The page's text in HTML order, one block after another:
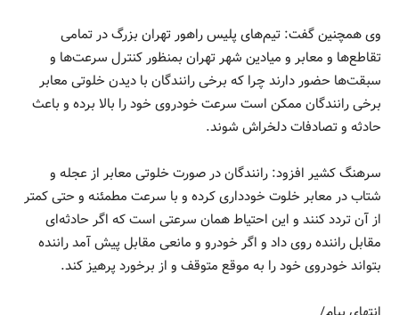
وی همچنین گفت: تیم‌های پلیس راهور تهران بزرگ در تمامی
تقاطع‌ها و معابر و میادین شهر تهران بمنظور کنترل سرعت‌ها و
سبقت‌ها حضور دارند چرا که برخی رانندگان با دیدن خلوتی معابر
برخی رانندگان ممکن است سرعت خودروی خود را بالا برده و باعث
حادثه و تصادفات دلخراش شوند.
سرهنگ کشیر افزود: رانندگان در صورت خلوتی معابر از عجله و
شتاب در معابر خلوت خودداری کرده و با سرعت مطمئنه و حتی کمتر
از آن تردد کنند و این احتیاط همان سرعتی است که اگر حادثه‌ای
مقابل راننده روی داد و اگر خودرو و مانعی مقابل پیش آمد راننده
بتواند خودروی خود را به موقع متوقف و از برخورد پرهیز کند.